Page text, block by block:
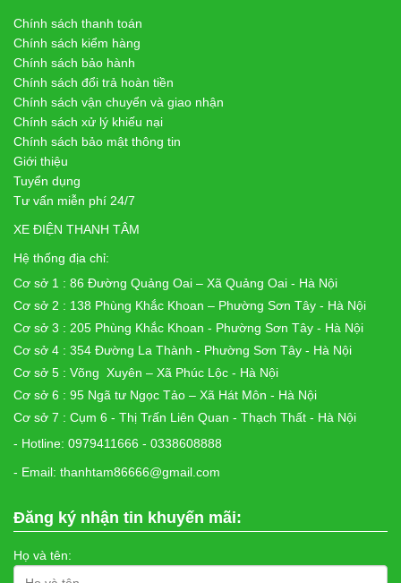
Chính sách thanh toán
Chính sách kiểm hàng
Chính sách bảo hành
Chính sách đổi trả hoàn tiền
Chính sách vận chuyển và giao nhận
Chính sách xử lý khiếu nại
Chính sách bảo mật thông tin
Giới thiệu
Tuyển dụng
Tư vấn miễn phí 24/7
XE ĐIỆN THANH TÂM
Hệ thống địa chỉ:
Cơ sở 1 : 86 Đường Quảng Oai – Xã Quảng Oai - Hà Nội
Cơ sở 2 : 138 Phùng Khắc Khoan – Phường Sơn Tây - Hà Nội
Cơ sở 3 : 205 Phùng Khắc Khoan - Phường Sơn Tây - Hà Nội
Cơ sở 4 : 354 Đường La Thành - Phường Sơn Tây - Hà Nội
Cơ sở 5 : Võng Xuyên – Xã Phúc Lộc - Hà Nội
Cơ sở 6 : 95 Ngã tư Ngọc Tảo – Xã Hát Môn - Hà Nội
Cơ sở 7 : Cụm 6 - Thị Trấn Liên Quan - Thạch Thất - Hà Nội
- Hotline: 0979411666 - 0338608888
- Email: thanhtam86666@gmail.com
Đăng ký nhận tin khuyến mãi:
Họ và tên: